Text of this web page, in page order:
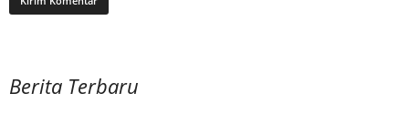
Berita Terbaru